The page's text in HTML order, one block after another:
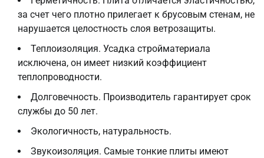
за счет чего плотно прилегает к брусовым стенам, не
нарушается целостность слоя ветрозащиты.
Теплоизоляция. Усадка стройматериала
исключена, он имеет низкий коэффициент
теплопроводности.
Долговечность. Производитель гарантирует срок
службы до 50 лет.
Экологичность, натуральность.
Звукоизоляция. Самые тонкие плиты имеют